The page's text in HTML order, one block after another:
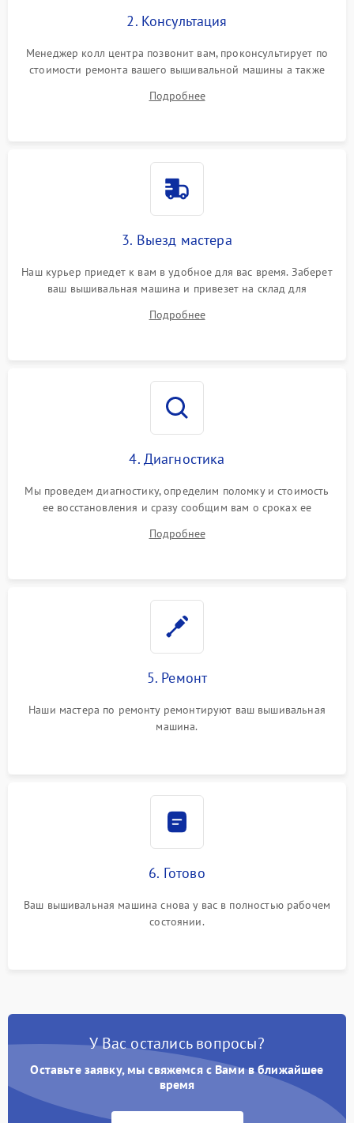
2. Консультация
Менеджер колл центра позвонит вам, проконсультирует по
стоимости ремонта вашего вышивальной машины а также
Подробнее
3. Выезд мастера
Наш курьер приедет к вам в удобное для вас время. Заберет
ваш вышивальная машина и привезет на склад для
Подробнее
4. Диагностика
Мы проведем диагностику, определим поломку и стоимость
ее восстановления и сразу сообщим вам о сроках ее
Подробнее
5. Ремонт
Наши мастера по ремонту ремонтируют ваш вышивальная
машина.
6. Готово
Ваш вышивальная машина снова у вас в полностью рабочем
состоянии.
У Вас остались вопросы?
Оставьте заявку, мы свяжемся с Вами в ближайшее
время